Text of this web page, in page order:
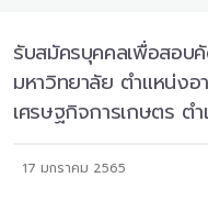
รับสมัครบุคคลเพื่อสอบ
มหาวิทยาลัย ตำแหน่ง
เศรษฐกิจการเกษตร ต
17 มกราคม 2565